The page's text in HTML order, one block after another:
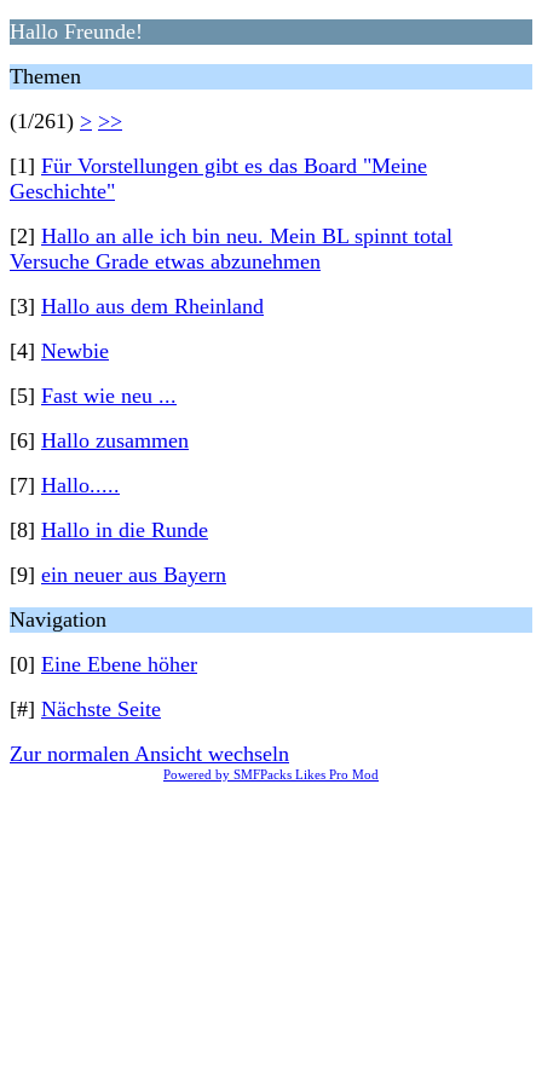
Hallo Freunde!
Themen
(1/261) > >>
[1] Für Vorstellungen gibt es das Board "Meine
Geschichte"
[2] Hallo an alle ich bin neu. Mein BL spinnt total
Versuche Grade etwas abzunehmen
[3] Hallo aus dem Rheinland
[4] Newbie
[5] Fast wie neu ...
[6] Hallo zusammen
[7] Hallo.....
[8] Hallo in die Runde
[9] ein neuer aus Bayern
Navigation
[0] Eine Ebene höher
[#] Nächste Seite
Zur normalen Ansicht wechseln
Powered by SMFPacks Likes Pro Mod